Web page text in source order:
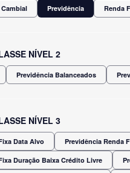
Cambial Previdência Renda
NÍVEL 2
Previdência Balanceados
NÍVEL 3
Data Alvo Previdência Renda
Duração Baixa Crédito Livre